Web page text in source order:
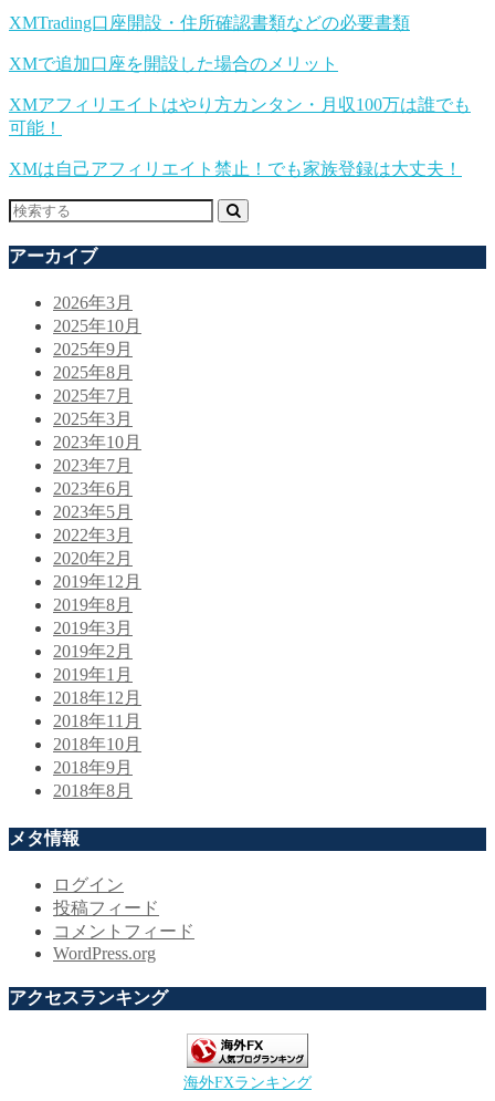
XMTrading口座開設・住所確認書類などの必要書類
XMで追加口座を開設した場合のメリット
XMアフィリエイトはやり方カンタン・月収100万は誰でも
可能！
XMは自己アフィリエイト禁止！でも家族登録は大丈夫！
アーカイブ
2026年3月
2025年10月
2025年9月
2025年8月
2025年7月
2025年3月
2023年10月
2023年7月
2023年6月
2023年5月
2022年3月
2020年2月
2019年12月
2019年8月
2019年3月
2019年2月
2019年1月
2018年12月
2018年11月
2018年10月
2018年9月
2018年8月
メタ情報
ログイン
投稿フィード
コメントフィード
WordPress.org
アクセスランキング
海外FXランキング